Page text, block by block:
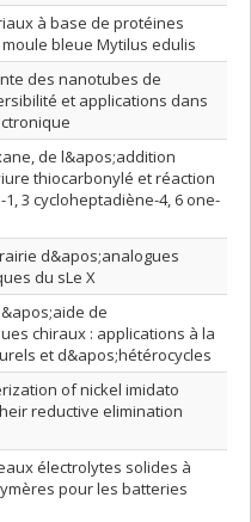
à base de protéines
bleue Mytilus edulis
des nanotubes de
et applications dans
de l&apos;addition
thiocarbonylé et réaction
3 cycloheptadiène-4, 6 one-
d&apos;analogues
du sLe X
de
chiraux : applications à la
et d&apos;hétérocycles
of nickel imidato
reductive elimination
électrolytes solides à
pour les batteries